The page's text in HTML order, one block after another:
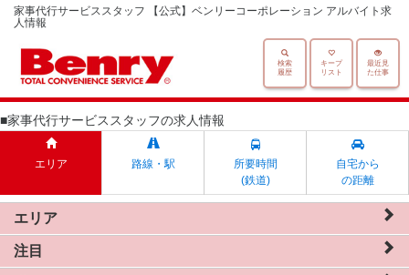
家事代行サービススタッフ 【公式】ベンリーコーポレーション アルバイト求
人情報
最近見
た仕事
キープ
リスト
検索
履歴
■家事代行サービススタッフの求人情報
エリア 路線・駅
所要時間
(鉄道)
自宅から
の距離
エリア
注目